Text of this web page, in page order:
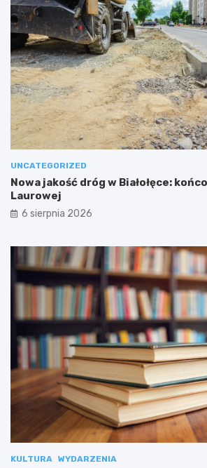
UNCATEGORIZED
Nowa jakość dróg w Białołęce:
Laurowej
6 sierpnia 2026
KULTURA WYDARZENIA